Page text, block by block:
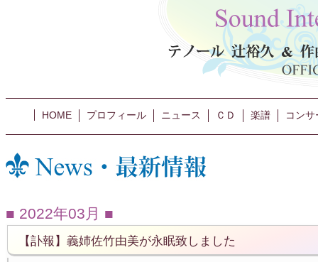
HOME プロフィール ニュース ＣＤ 楽譜 コン
2022年03月
【訃報】義姉佐竹由美が永眠致しました